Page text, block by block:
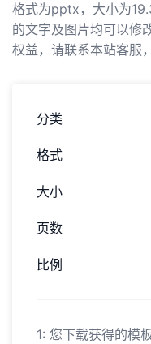
格式为pptx，大小为
的文字及图片均可以修
权益，请联系本站客服
分类
格式
大小
页数
比例
1: 您下载获得的模